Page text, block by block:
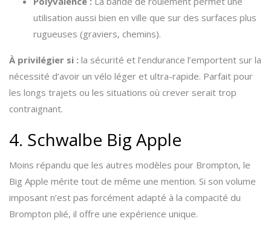
utilisation aussi bien en ville que sur des surfaces plus
rugueuses (graviers, chemins).
À privilégier si : la sécurité et l’endurance l’emportent sur la
nécessité d’avoir un vélo léger et ultra-rapide. Parfait pour
les longs trajets ou les situations où crever serait trop
contraignant.
4. Schwalbe Big Apple
Moins répandu que les autres modèles pour Brompton, le
Big Apple mérite tout de même une mention. Si son volume
imposant n’est pas forcément adapté à la compacité du
Brompton plié, il offre une expérience unique.